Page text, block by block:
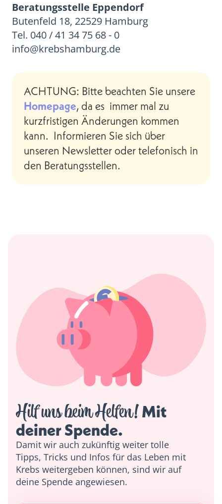
Beratungsstelle Eppendorf
Butenfeld 18, 22529 Hamburg
Tel. 040 / 41 34 75 68 - 0
info@krebshamburg.de
ACHTUNG: Bitte beachten Sie unsere
Homepage, da es immer mal zu
kurzfristigen Änderungen kommen
kann. Informieren Sie sich über
unseren Newsletter oder telefonisch in
den Beratungsstellen.
Hilf uns beim Helfen! Mit
deiner Spende.
Damit wir auch zukünftig weiter tolle
Tipps, Tricks und Infos für das Leben mit
Krebs weitergeben können, sind wir auf
deine Spende angewiesen.